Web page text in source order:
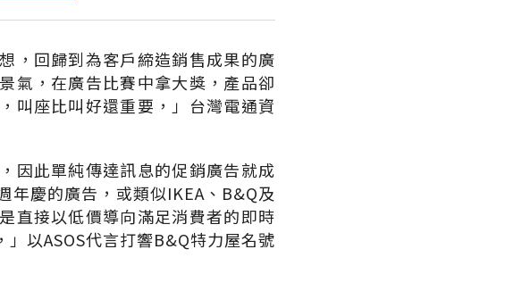
，回歸到為客戶締造銷售成果的廣
氣，在廣告比賽中拿大獎，產品卻
叫座比叫好還重要，」台灣電通資
因此單純傳達訊息的促銷廣告就成
年慶的廣告，或類似IKEA、B&Q及
直接以低價導向滿足消費者的即時
以ASOS代言打響B&Q特力屋名號